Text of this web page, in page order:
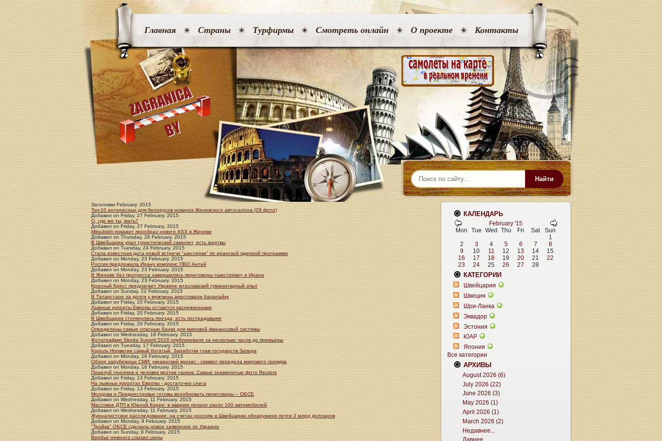
Главная Страны Турфирмы Смотреть онлайн О проекте Контакты
Найти
Заголовки February, 2015
Топ-10 интересных для белорусов новинок Женевского автосалона (29 фото)
Добавил on Friday, 27 February. 2015
О, где же ты, мать?
Добавил on Friday, 27 February. 2015
Mitsubishi покажет прообраз нового ASX в Женеве
Добавил on Thursday, 26 February. 2015
В Швейцарии упал туристический самолет, есть жертвы
Добавил on Tuesday, 24 February. 2015
Стала известная дата новой встречи "шестерки" по иранской ядерной программе
Добавил on Monday, 23 February. 2015
Россия предложила Ирану комплекс ПВО Антей
Добавил on Monday, 23 February. 2015
В Женеве без прогресса завершились переговоры «шестерки» и Ирана
Добавил on Monday, 23 February. 2015
Красный Крест предлагает Украине югославский гуманитарный опыт
Добавил on Sunday, 22 February. 2015
В Татарстане за долги у мужчины арестовали балалайку
Добавил on Friday, 20 February. 2015
Лыжные курорты Европы остаются заснеженными
Добавил on Friday, 20 February. 2015
В Швейцарии столкнулись поезда, есть пострадавшие
Добавил on Friday, 20 February. 2015
Определены самые опасные банки для мировой финансовой системы
Добавил on Wednesday, 18 February. 2015
Фотографию Skoda Superb’2016 опубликовали за несколько часов до премьеры
Добавил on Tuesday, 17 February. 2015
Король Норвегии самый богатый. Заработки глав государств Запада
Добавил on Monday, 16 February. 2015
Обзор зарубежных СМИ: украинский кризис - символ передела мирового порядка
Добавил on Monday, 16 February. 2015
Поцелуй генсеков и человек против танков. Самые знаменитые фото Reuters
Добавил on Friday, 13 February. 2015
На лыжных курортах Европы - достаточно снега
Добавил on Friday, 13 February. 2015
Молдова и Приднестровье готовы возобновить переговоры – ОБСЕ
Добавил on Wednesday, 11 February. 2015
Массовое ДТП в Южной Корее: в аварию попало около 100 автомобилей
Добавил on Wednesday, 11 February. 2015
Журналистское расследование: на счетах россиян в Швейцарии обнаружено почти 2 млрд долларов
Добавил on Monday, 9 February. 2015
"Тройка" ОБСЕ сделала новое заявление по Украине
Добавил on Sunday, 8 February. 2015
Вербье немного снизил цены
КАЛЕНДАРЬ
February '15
Mon
Tue Wed Thu Fri Sat
Sun
1
2
3 4 5 6 7
8
9
10 11 12 13 14
15
16
17 18 19 20 21
22
23
24 25 26 27 28
КАТЕГОРИИ
Швейцария
Швеция
Шри-Ланка
Эквадор
Эстония
ЮАР
Япония
Все категории
АРХИВЫ
August 2026 (6)
July 2026 (22)
June 2026 (3)
May 2026 (1)
April 2026 (1)
March 2026 (2)
Недавнее...